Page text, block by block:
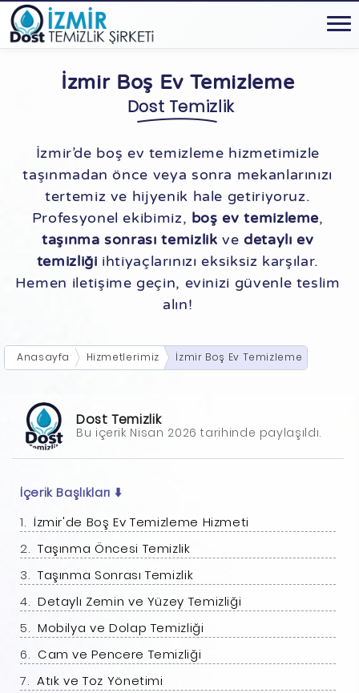
İzmir Boş Ev Temizleme
Dost Temizlik
İzmir’de boş ev temizleme hizmetimizle
taşınmadan önce veya sonra mekanlarınızı
tertemiz ve hijyenik hale getiriyoruz.
Profesyonel ekibimiz, boş ev temizleme,
taşınma sonrası temizlik ve detaylı ev
temizliği ihtiyaçlarınızı eksiksiz karşılar.
Hemen iletişime geçin, evinizi güvenle teslim
alın!
Anasayfa Hizmetlerimiz İzmir Boş Ev Temizleme
Dost Temizlik
Bu içerik Nisan 2026 tarihinde paylaşıldı.
İçerik Başlıkları ⬇️
İzmir'de Boş Ev Temizleme Hizmeti
Taşınma Öncesi Temizlik
Taşınma Sonrası Temizlik
Detaylı Zemin ve Yüzey Temizliği
Mobilya ve Dolap Temizliği
Cam ve Pencere Temizliği
Atık ve Toz Yönetimi